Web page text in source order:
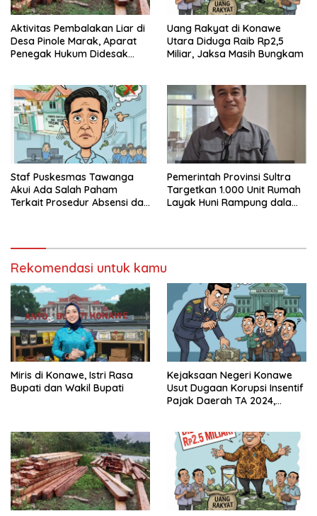
Aktivitas Pembalakan Liar di
Desa Pinole Marak, Aparat
Penegak Hukum Didesak
Uang Rakyat di Konawe
Utara Diduga Raib Rp2,5
Miliar, Jaksa Masih Bungkam
Staf Puskesmas Tawanga
Akui Ada Salah Paham
Terkait Prosedur Absensi dan
Pemerintah Provinsi Sultra
Targetkan 1.000 Unit Rumah
Layak Huni Rampung dalam
Rekomendasi untuk kamu
Miris di Konawe, Istri Rasa
Bupati dan Wakil Bupati
Kejaksaan Negeri Konawe
Usut Dugaan Korupsi Insentif
Pajak Daerah TA 2024,